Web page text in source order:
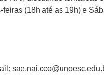
(18h até as 19h) e